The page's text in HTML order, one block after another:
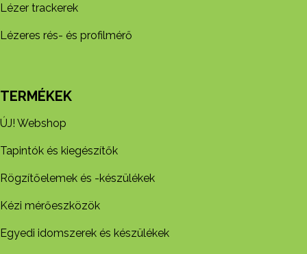
Lézer trackerek
Lézeres rés- és profilmérő
TERMÉKEK
ÚJ! Webshop
Tapintók és kiegészítők
Rögzítőelemek és -készül​ékek
Kézi mérőeszközök
Egyedi idomszerek és készülékek